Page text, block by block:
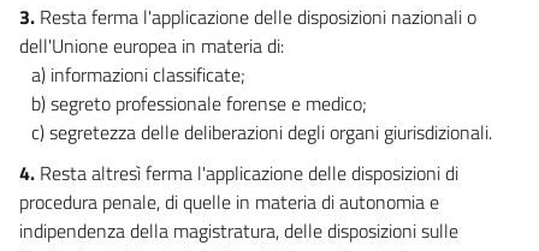
3. Resta ferma l'applicazione delle disposizioni nazionali o
dell'Unione europea in materia di:
a) informazioni classificate;
b) segreto professionale forense e medico;
c) segretezza delle deliberazioni degli organi giurisdizionali.
4. Resta altresì ferma l'applicazione delle disposizioni di
procedura penale, di quelle in materia di autonomia e
indipendenza della magistratura, delle disposizioni sulle